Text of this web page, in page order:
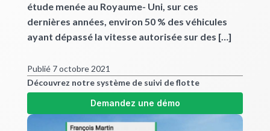
étude menée au Royaume- Uni, sur ces
dernières années, environ 50 % des véhicules
ayant dépassé la vitesse autorisée sur des […]
Publié 7 octobre 2021
Découvrez notre système de suivi de flotte
Demandez une démo